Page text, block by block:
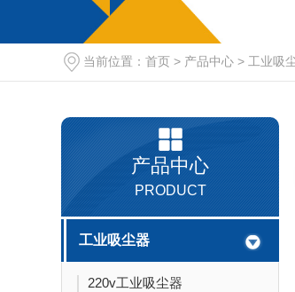
酒店用静音吸尘器
无尘室用吸尘器
当前位置： 首页 > 产品中心 > 工业吸
产品中心
PRODUCT
工业吸尘器
220v工业吸尘器